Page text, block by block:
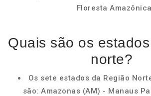
Floresta
Quais são os
norte?
Os sete estados da Região
são: Amazonas (AM) - Manaus